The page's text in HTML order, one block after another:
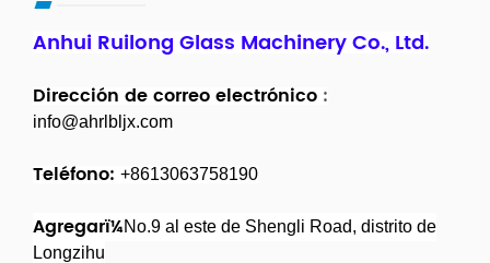
Anhui Ruilong Glass Machinery Co., Ltd.
Dirección de correo electrónico :
info@ahrlbljx.com
Teléfono: +8613063758190
Agregarï¼No.9 al este de Shengli Road, distrito de
Longzihu